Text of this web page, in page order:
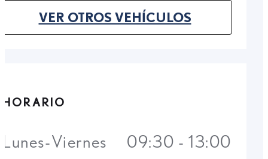
VER OTROS VEHÍCULOS
(OPENS IN NEW TAB)
HORARIO
Lunes-Viernes
09:30 - 13:00